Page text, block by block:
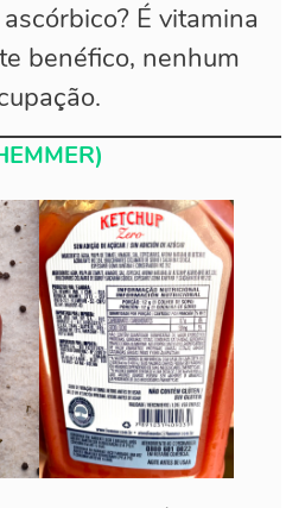
É vitamina
benéfico, nenhum